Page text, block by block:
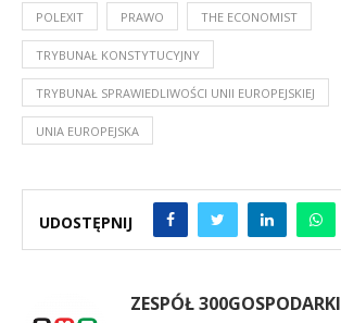
POLEXIT PRAWO THE ECONOMIST
TRYBUNAŁ KONSTYTUCYJNY
TRYBUNAŁ SPRAWIEDLIWOŚCI UNII EUROPEJSKIEJ
UNIA EUROPEJSKA
UDOSTĘPNIJ
ZESPÓŁ 300GOSPODARKI